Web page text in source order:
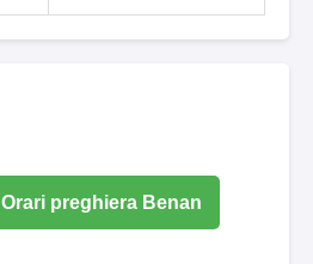
Orari preghiera Benan